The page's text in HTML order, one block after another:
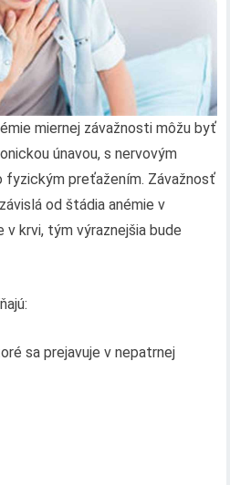
miernej závažnosti môžu byť
únavou, s nervovým
fyzickým preťažením. Závažnosť
od štádia anémie v
v krvi, tým výraznejšia bude
sa prejavuje v nepatrnej